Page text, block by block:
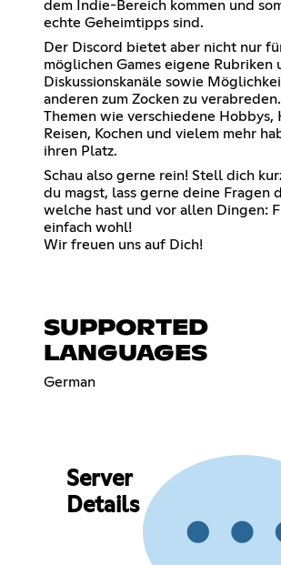
dem Indie-Bereich kommen und
echte Geheimtipps sind.
Der Discord bietet aber nicht nur
möglichen Games eigene Rubriken
Diskussionskanäle sowie
anderen zum Zocken zu
Themen wie verschiedene Hobbys,
Reisen, Kochen und vielem mehr
ihren Platz.
Schau also gerne rein! Stell dich
du magst, lass gerne deine Fragen
welche hast und vor allen Dingen:
einfach wohl!
Wir freuen uns auf Dich!
SUPPORTED
LANGUAGES
German
Server
Details